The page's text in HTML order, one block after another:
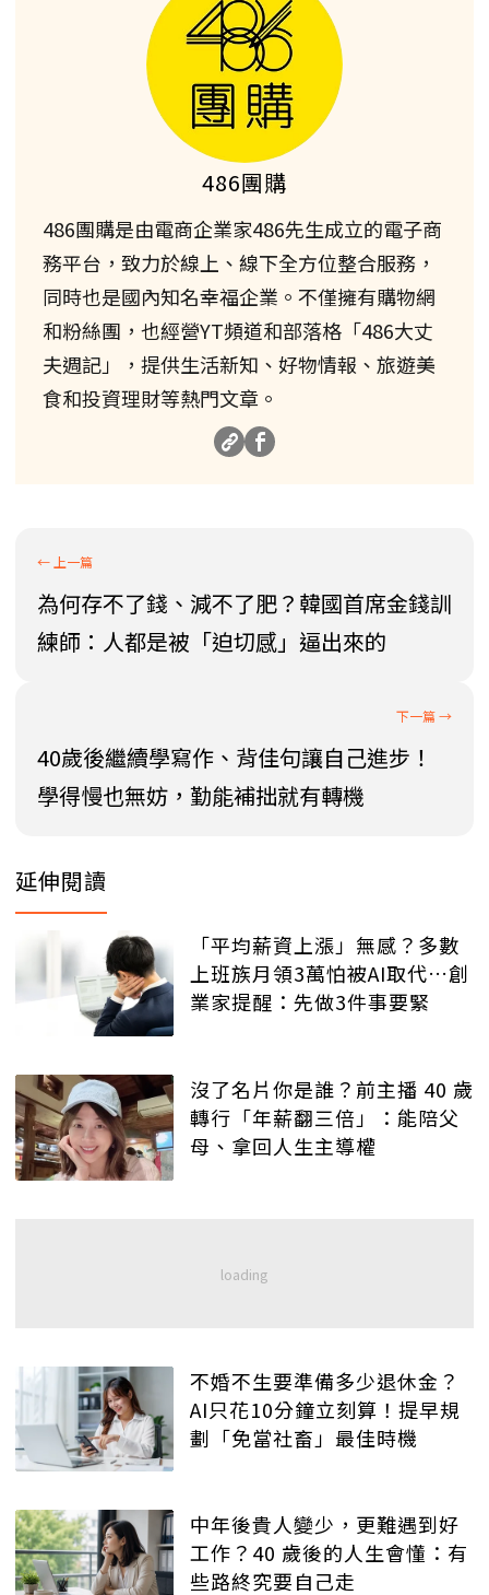
486團購
486團購是由電商企業家486先生成立的電子商
務平台，致力於線上、線下全方位整合服務，
同時也是國內知名幸福企業。不僅擁有購物網
和粉絲團，也經營YT頻道和部落格「486大丈
夫週記」，提供生活新知、好物情報、旅遊美
食和投資理財等熱門文章。
為何存不了錢、減不了肥？韓國首席金錢訓
練師：人都是被「迫切感」逼出來的
40歲後繼續學寫作、背佳句讓自己進步！
學得慢也無妨，勤能補拙就有轉機
延伸閱讀
「平均薪資上漲」無感？多數
上班族月領3萬怕被AI取代…創
業家提醒：先做3件事要緊
沒了名片你是誰？前主播 40 歲
轉行「年薪翻三倍」：能陪父
母、拿回人生主導權
不婚不生要準備多少退休金？
AI只花10分鐘立刻算！提早規
劃「免當社畜」最佳時機
中年後貴人變少，更難遇到好
工作？40 歲後的人生會懂：有
些路終究要自己走